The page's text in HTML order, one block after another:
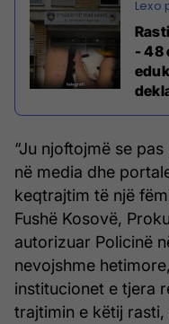
- 48
“Ju njoftojmë se
në media dhe
keqtrajtim të një
Fushë Kosovë,
autorizuar Policinë
nevojshme
institucionet e tjera
trajtimin e këtij